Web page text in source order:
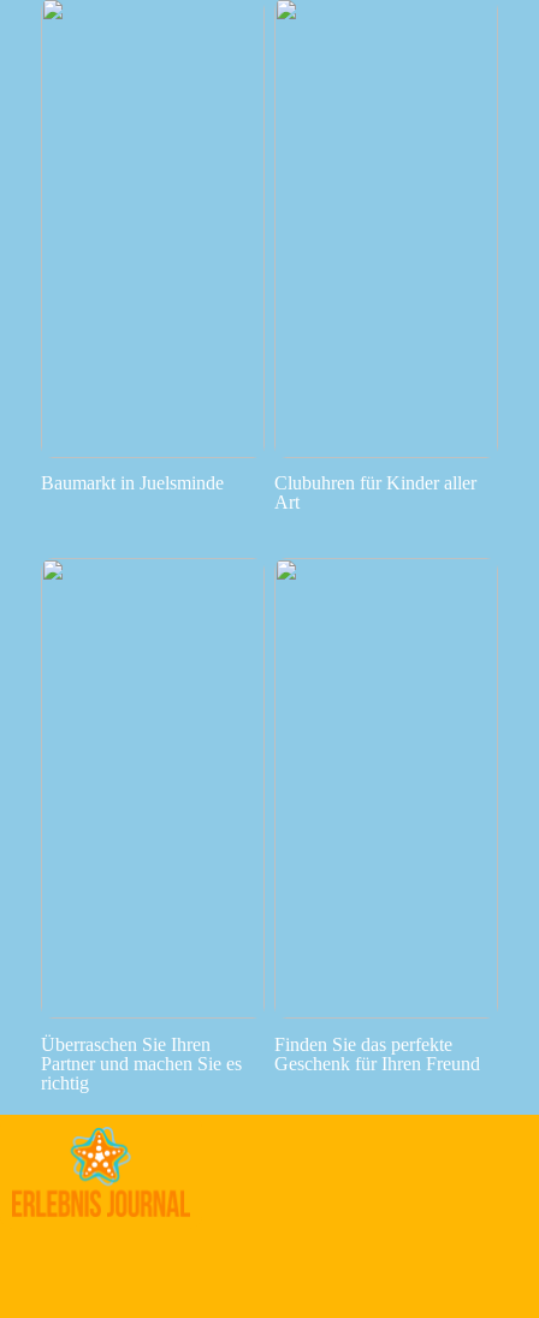
Baumarkt in Juelsminde
Clubuhren für Kinder aller
Art
Überraschen Sie Ihren
Partner und machen Sie es
richtig
Finden Sie das perfekte
Geschenk für Ihren Freund